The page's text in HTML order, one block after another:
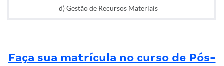
d) Gestão de Recursos Materiais
Faça sua matrícula no curso de Pós-